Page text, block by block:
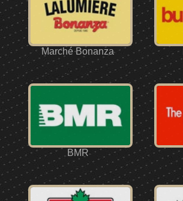
Marché Bonanza
BMR